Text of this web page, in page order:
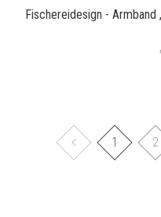
Fischereidesign -
1 2